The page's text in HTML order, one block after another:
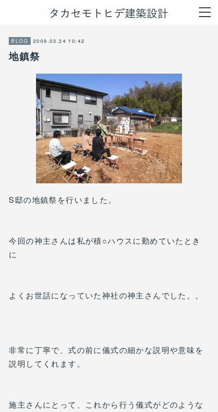
BLOG 2009.03.24 10:42
地鎮祭
S邸の地鎮祭を行いました。
今回の神主さんは私が積○ハウスに勤めていたとき
に
よくお世話になっていた神社の神主さんでした。。
非常に丁寧で、式の前に儀式の細かな説明や意味を
説明してくれます。
施主さんにとって、これから行う儀式がどのような